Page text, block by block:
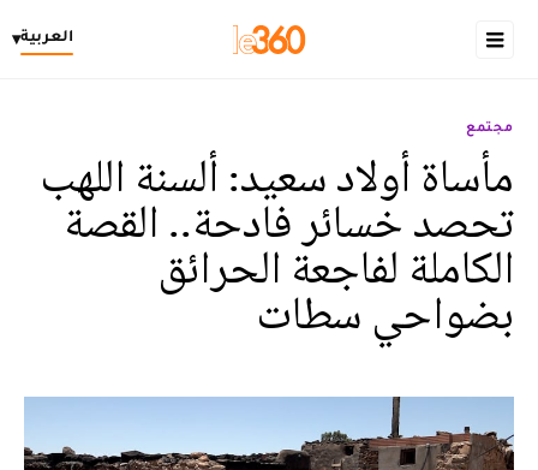
العربية▾
مجتمع
مأساة أولاد سعيد: ألسنة اللهب
تحصد خسائر فادحة.. القصة
الكاملة لفاجعة الحرائق
بضواحي سطات